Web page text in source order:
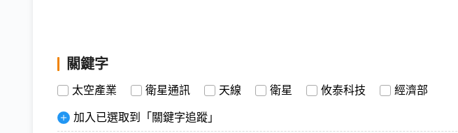
關鍵字
太空產業 衛星通訊 天線 衛星 攸泰科技 經濟部
加入已選取到「關鍵字追蹤」